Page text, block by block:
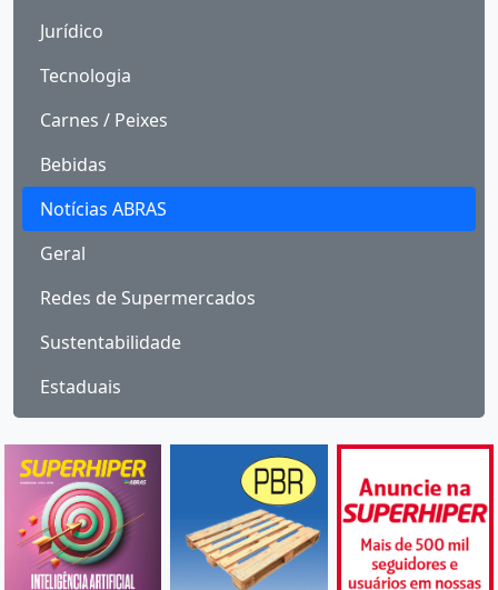
Jurídico
Tecnologia
Carnes / Peixes
Bebidas
Notícias ABRAS
Geral
Redes de Supermercados
Sustentabilidade
Estaduais